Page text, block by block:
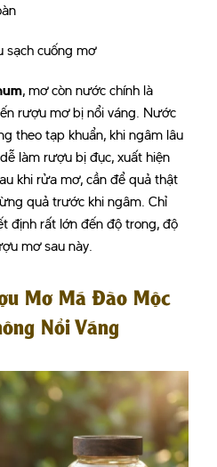
sạch cuống mơ
, mơ còn nước chính là
rượu mơ bị nổi váng. Nước
theo tạp khuẩn, khi ngâm lâu
làm rượu bị đục, xuất hiện
khi rửa mơ, cần để quả thật
quả trước khi ngâm. Chỉ
định rất lớn đến độ trong, độ
mơ sau này.
Mơ Má Đào Mộc
Nổi Váng